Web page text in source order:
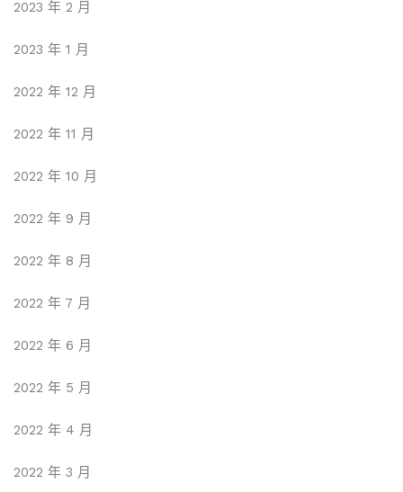
2023 年 2 月
2023 年 1 月
2022 年 12 月
2022 年 11 月
2022 年 10 月
2022 年 9 月
2022 年 8 月
2022 年 7 月
2022 年 6 月
2022 年 5 月
2022 年 4 月
2022 年 3 月